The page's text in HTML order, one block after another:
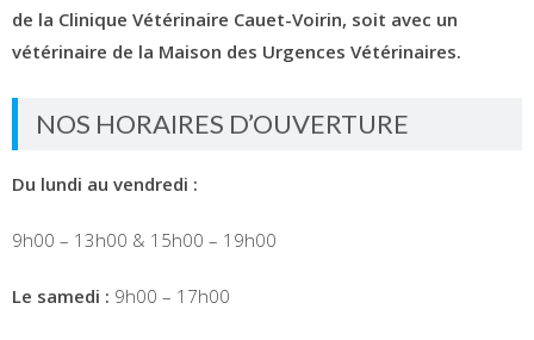
de la Clinique Vétérinaire Cauet-Voirin, soit avec un
vétérinaire de la Maison des Urgences Vétérinaires.
NOS HORAIRES D’OUVERTURE
Du lundi au vendredi :
9h00 – 13h00 & 15h00 – 19h00
Le samedi : 9h00 – 17h00